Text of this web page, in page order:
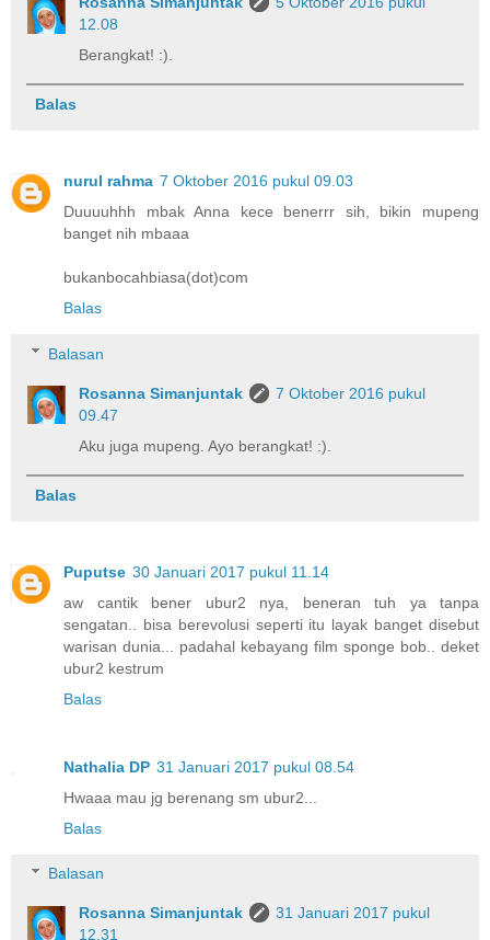
12.08
Berangkat! :).
Balas
nurul rahma 7 Oktober 2016 pukul 09.03
Duuuuhhh mbak Anna kece benerrr sih, bikin mupeng
banget nih mbaaa
bukanbocahbiasa(dot)com
Balas
Balasan
Rosanna Simanjuntak
7 Oktober 2016 pukul
09.47
Aku juga mupeng. Ayo berangkat! :).
Balas
Puputse 30 Januari 2017 pukul 11.14
aw cantik bener ubur2 nya, beneran tuh ya tanpa
sengatan.. bisa berevolusi seperti itu layak banget disebut
warisan dunia... padahal kebayang film sponge bob.. deket
ubur2 kestrum
Balas
Nathalia DP 31 Januari 2017 pukul 08.54
Hwaaa mau jg berenang sm ubur2...
Balas
Balasan
Rosanna Simanjuntak
31 Januari 2017 pukul
12.31